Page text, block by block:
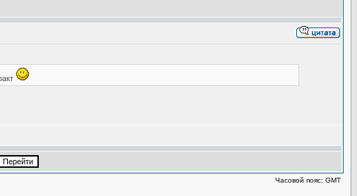
Часовой пояс: GMT